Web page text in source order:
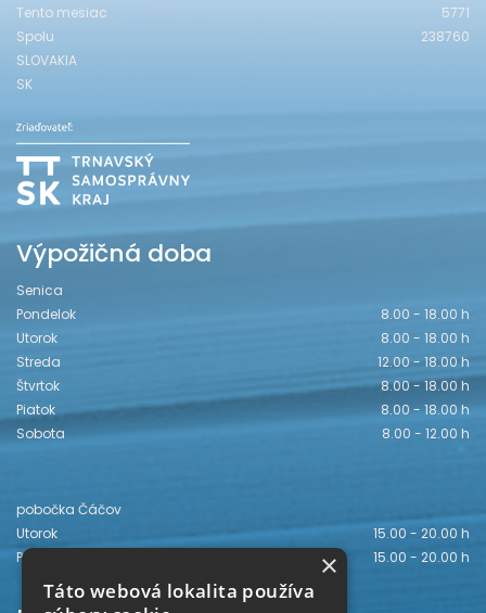
Tento mesiac
5771
Spolu
238760
SLOVAKIA
SK
Výpožičná doba
Senica
Pondelok
8.00 - 18.00 h
Utorok
8.00 - 18.00 h
Streda
12.00 - 18.00 h
Štvrtok
8.00 - 18.00 h
Piatok
8.00 - 18.00 h
Sobota
8.00 - 12.00 h
pobočka Čáčov
Utorok
15.00 - 20.00 h
Piatok
15.00 - 20.00 h
×
Táto webová lokalita používa